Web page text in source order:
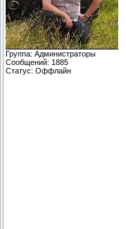
Группа: Администраторы
Сообщений: 1885
Статус: Оффлайн